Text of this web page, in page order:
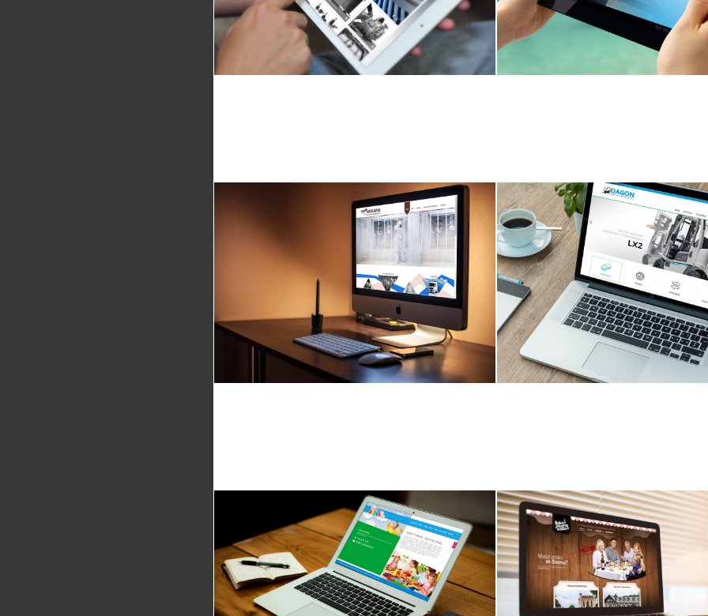
dodatkowo wersja responsywna
Projekt i wdrożenie strony
dodatkowo wersja
Sklep internetowy
www.sklepglobtruck.pl
Projekt i wdrożenie sklepu ON-LINE
dodatkowo wersja responsywna
Strona
Projekt i wdrożenie strony
dodatkowo wersja
Strona www
cynkowaniewikans.pl
Strona www
Projekt i wykonanie strony